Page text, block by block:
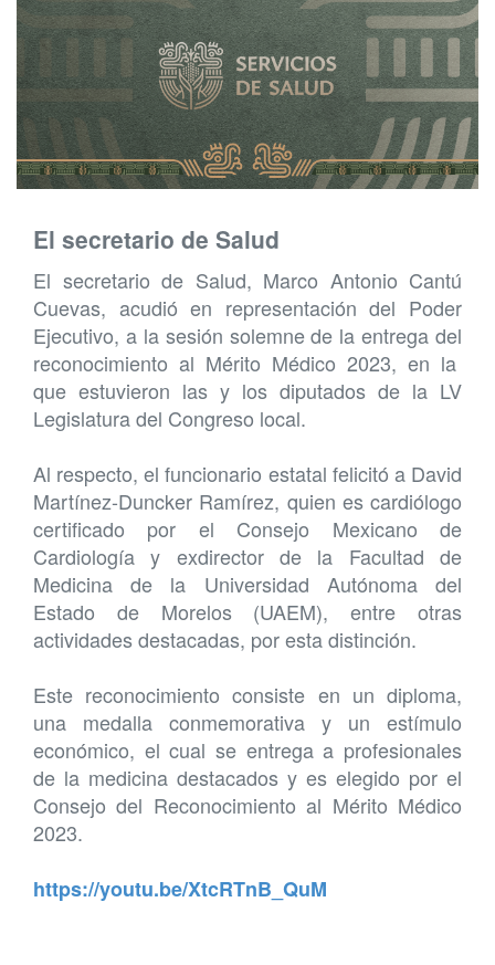
El secretario de Salud
El secretario de Salud, Marco Antonio Cantú
Cuevas, acudió en representación del Poder
Ejecutivo, a la sesión solemne de la entrega del
reconocimiento al Mérito Médico 2023, en la
que estuvieron las y los diputados de la LV
Legislatura del Congreso local.
Al respecto, el funcionario estatal felicitó a David
Martínez-Duncker Ramírez, quien es cardiólogo
certificado por el Consejo Mexicano de
Cardiología y exdirector de la Facultad de
Medicina de la Universidad Autónoma del
Estado de Morelos (UAEM), entre otras
actividades destacadas, por esta distinción.
Este reconocimiento consiste en un diploma,
una medalla conmemorativa y un estímulo
económico, el cual se entrega a profesionales
de la medicina destacados y es elegido por el
Consejo del Reconocimiento al Mérito Médico
2023.
https://youtu.be/XtcRTnB_QuM